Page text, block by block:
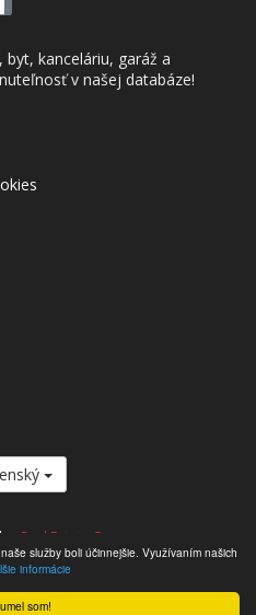
som!
služby boli účinnejšie. Využívaním našich
informácie
kanceláriu, garáž a
v našej databáze!
Real Estate Group.
Všetky práva vyhradené